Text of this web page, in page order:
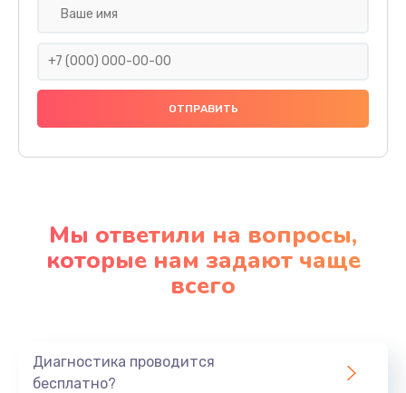
Мы ответили на вопросы,
которые нам задают чаще
всего
Диагностика проводится
бесплатно?